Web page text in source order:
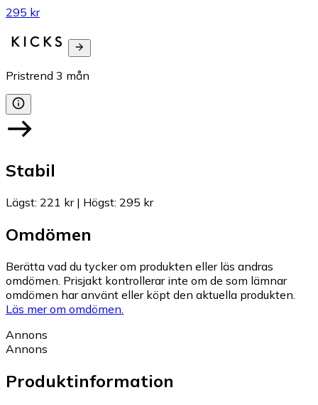
295 kr
Pristrend 3 mån
Stabil
Lägst: 221 kr| Högst: 295 kr
Omdömen
Berätta vad du tycker om produkten eller läs andras
omdömen. Prisjakt kontrollerar inte om de som lämnar
omdömen har använt eller köpt den aktuella produkten.
Läs mer om omdömen.
Annons
Annons
Produktinformation